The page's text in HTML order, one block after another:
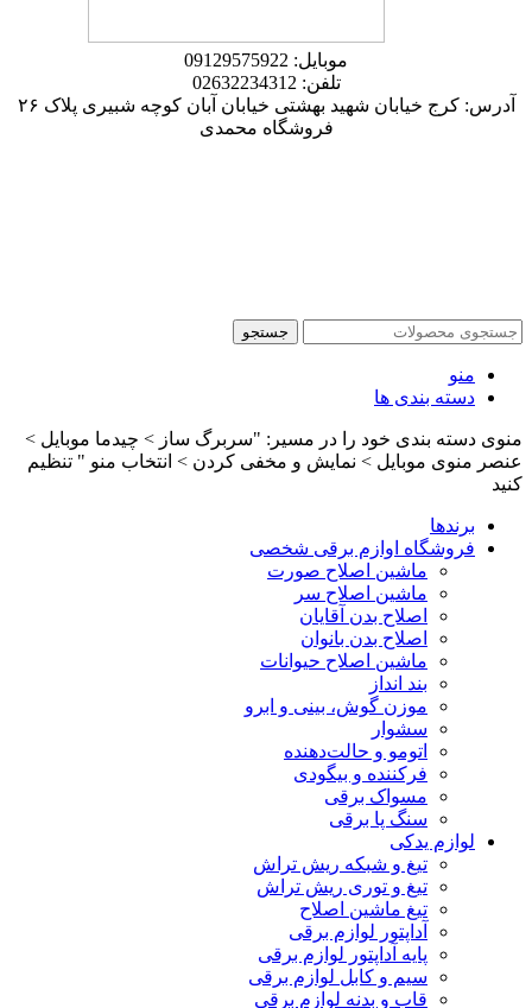
موبایل: 09129575922
تلفن: 02632234312
آدرس: کرج خیابان شهید بهشتی خیابان آبان کوچه شبیری پلاک ۲۶
فروشگاه محمدی
جستجو
منو
دسته بندی ها
منوی دسته بندی خود را در مسیر: "سربرگ ساز > چیدما موبایل >
عنصر منوی موبایل > نمایش و مخفی کردن > انتخاب منو " تنظیم
کنید
برندها
فروشگاه اوازم برقی شخصی
ماشین اصلاح صورت
ماشین اصلاح سر
اصلاح بدن آقایان
اصلاح بدن بانوان
ماشین اصلاح حیوانات
بند انداز
موزن گوش، بینی و ابرو
سشوار
اتومو و حالت‌دهنده
فرکننده و بیگودی
مسواک برقی
سنگ پا برقی
لوازم یدکی
تیغ و شبکه ریش تراش
تیغ و توری ریش تراش
تیغ ماشین اصلاح
آداپتور لوازم برقی
پایه آداپتور لوازم برقی
سیم و کابل لوازم برقی
قاب و بدنه لوازم برقی